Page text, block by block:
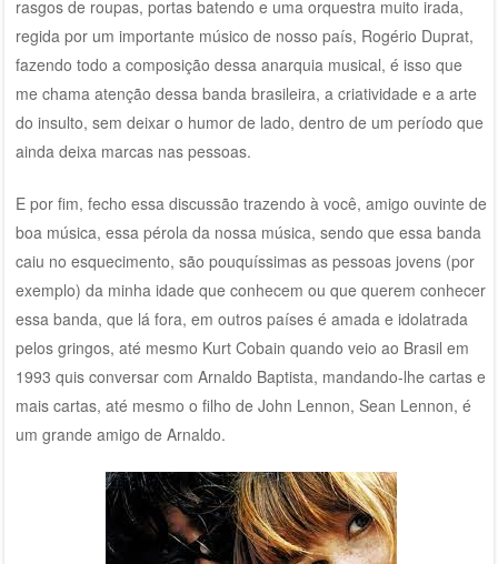
rasgos de roupas, portas batendo e uma orquestra muito irada,
regida por um importante músico de nosso país, Rogério Duprat,
fazendo todo a composição dessa anarquia musical, é isso que
me chama atenção dessa banda brasileira, a criatividade e a arte
do insulto, sem deixar o humor de lado, dentro de um período que
ainda deixa marcas nas pessoas.
E por fim, fecho essa discussão trazendo à você, amigo ouvinte de
boa música, essa pérola da nossa música, sendo que essa banda
caiu no esquecimento, são pouquíssimas as pessoas jovens (por
exemplo) da minha idade que conhecem ou que querem conhecer
essa banda, que lá fora, em outros países é amada e idolatrada
pelos gringos, até mesmo Kurt Cobain quando veio ao Brasil em
1993 quis conversar com Arnaldo Baptista, mandando-lhe cartas e
mais cartas, até mesmo o filho de John Lennon, Sean Lennon, é
um grande amigo de Arnaldo.